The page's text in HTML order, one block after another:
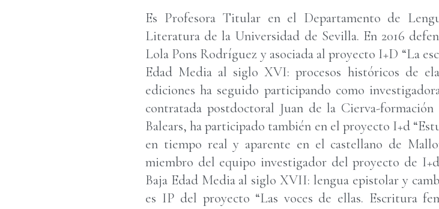
Es Profesora Titular en el Departamento de
Literatura de la Universidad de Sevilla. En 2016
Lola Pons Rodríguez y asociada al proyecto I+D “La
Edad Media al siglo XVI: procesos históricos de
ediciones ha seguido participando como
contratada postdoctoral Juan de la Cierva-
Balears, ha participado también en el proyecto I+d
en tiempo real y aparente en el castellano de
miembro del equipo investigador del proyecto de
Baja Edad Media al siglo XVII: lengua epistolar y
es IP del proyecto “Las voces de ellas. Escritura